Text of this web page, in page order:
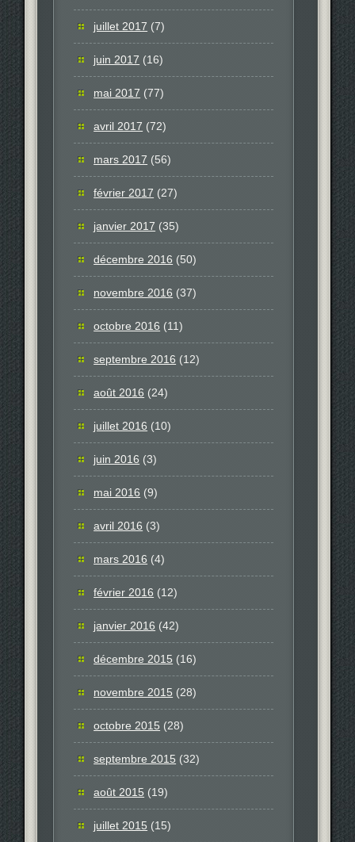
juillet 2017 (7)
juin 2017 (16)
mai 2017 (77)
avril 2017 (72)
mars 2017 (56)
février 2017 (27)
janvier 2017 (35)
décembre 2016 (50)
novembre 2016 (37)
octobre 2016 (11)
septembre 2016 (12)
août 2016 (24)
juillet 2016 (10)
juin 2016 (3)
mai 2016 (9)
avril 2016 (3)
mars 2016 (4)
février 2016 (12)
janvier 2016 (42)
décembre 2015 (16)
novembre 2015 (28)
octobre 2015 (28)
septembre 2015 (32)
août 2015 (19)
juillet 2015 (15)